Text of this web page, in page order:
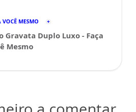
VOCÊ MESMO
Gravata Duplo Luxo - Faça
Mesmo